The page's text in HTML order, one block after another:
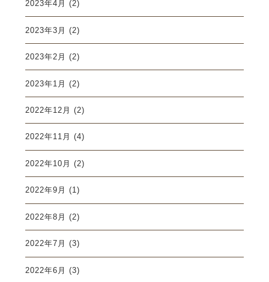
2023年4月 (2)
2023年3月 (2)
2023年2月 (2)
2023年1月 (2)
2022年12月 (2)
2022年11月 (4)
2022年10月 (2)
2022年9月 (1)
2022年8月 (2)
2022年7月 (3)
2022年6月 (3)